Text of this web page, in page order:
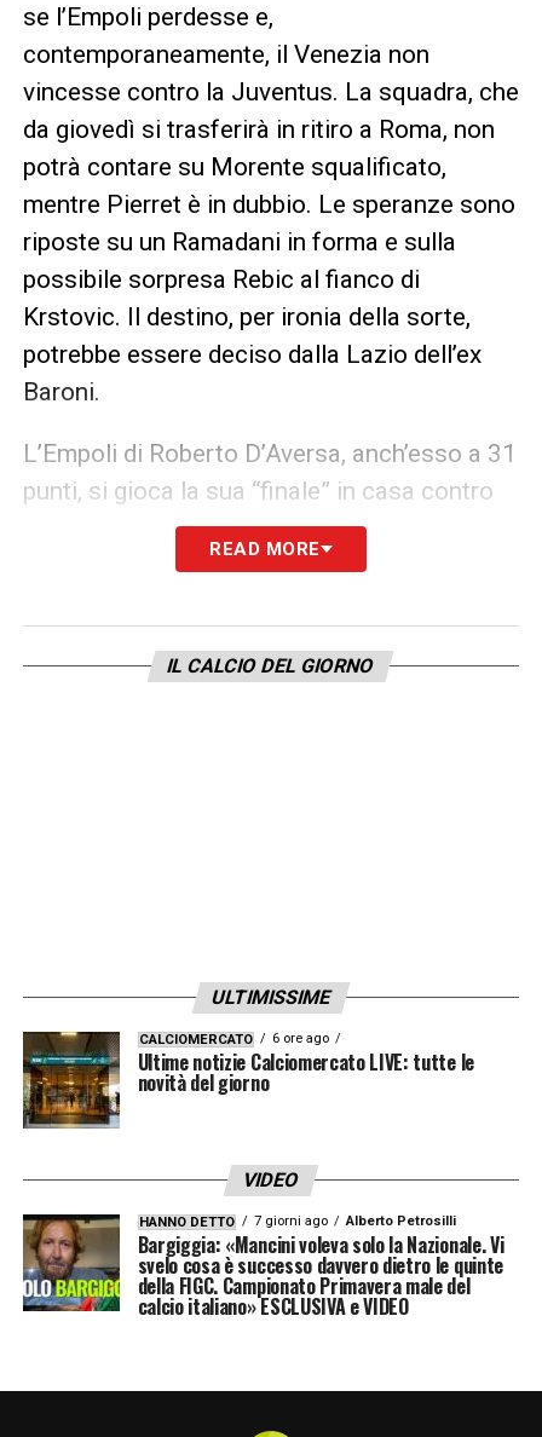
se l’Empoli perdesse e,
contemporaneamente, il Venezia non
vincesse contro la Juventus. La squadra, che
da giovedì si trasferirà in ritiro a Roma, non
potrà contare su Morente squalificato,
mentre Pierret è in dubbio. Le speranze sono
riposte su un Ramadani in forma e sulla
possibile sorpresa Rebic al fianco di
Krstovic. Il destino, per ironia della sorte,
potrebbe essere deciso dalla Lazio dell’ex
Baroni.
L’Empoli di Roberto D’Aversa, anch’esso a 31
punti, si gioca la sua “finale” in casa contro
l’Hellas Verona. La vittoria è quasi d’obbligo,
sperando che il Lecce non vinca a Roma. In
D’Aversa, che ha recuperato diversi giocatori
Per il Venezia di Eusebio Di Francesco, a 29
punti, la situazione è la più critica. I lagunari
Juventusche si gioca l’accesso diretto alla
Champions League. Ma la vittoria potrebbe
non bastare: per la salvezza diretta, il
Venezia necessita delle contemporanee
READ MORE
IL CALCIO DEL GIORNO
ULTIMISSIME
CALCIOMERCATO 6 ore ago
Ultime notizie Calciomercato LIVE: tutte le
novità del giorno
VIDEO
HANNO DETTO 7 giorni ago Alberto Petrosilli
Bargiggia: «Mancini voleva solo la Nazionale. Vi
svelo cosa è successo davvero dietro le quinte
della FIGC. Campionato Primavera male del
calcio italiano» ESCLUSIVA e VIDEO